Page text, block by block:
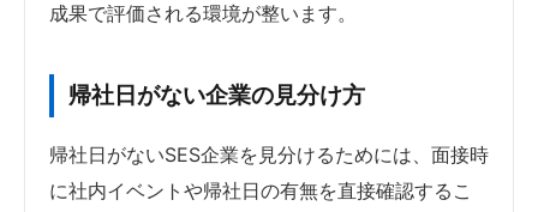
成果で評価される環境が整います。
帰社日がない企業の見分け方
帰社日がないSES企業を見分けるためには、面接時
に社内イベントや帰社日の有無を直接確認するこ